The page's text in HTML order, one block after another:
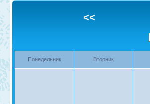
<<
Понедельник Вторник